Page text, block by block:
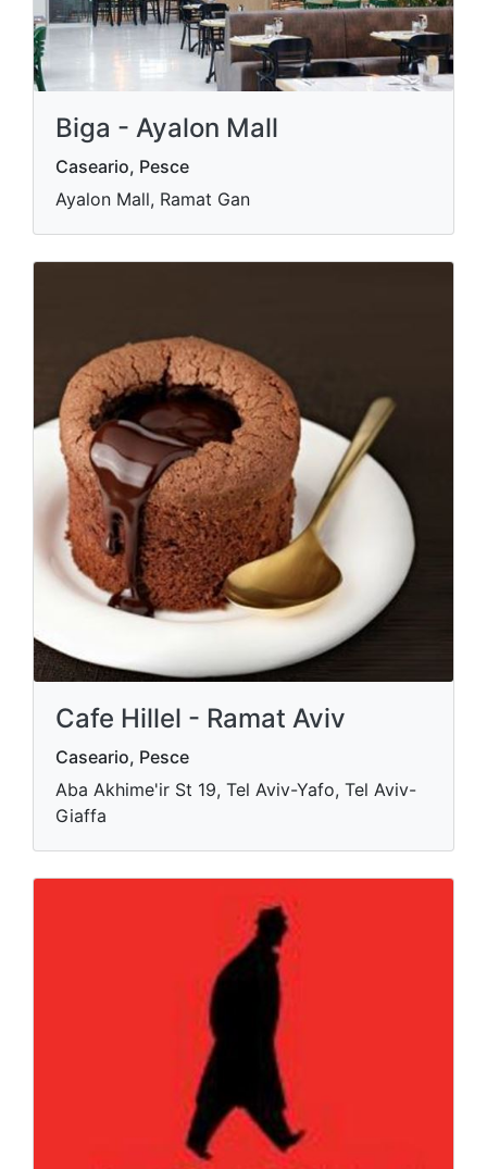
Biga - Ayalon Mall
Caseario, Pesce
Ayalon Mall, Ramat Gan
Cafe Hillel - Ramat Aviv
Caseario, Pesce
Aba Akhime'ir St 19, Tel Aviv-Yafo, Tel Aviv-
Giaffa